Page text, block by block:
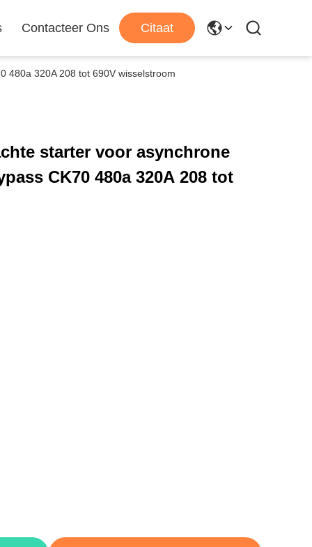
Contacteer Ons Citaat
480a 320A 208 tot 690V wisselstroom
starter voor asynchrone
CK70 480a 320A 208 tot